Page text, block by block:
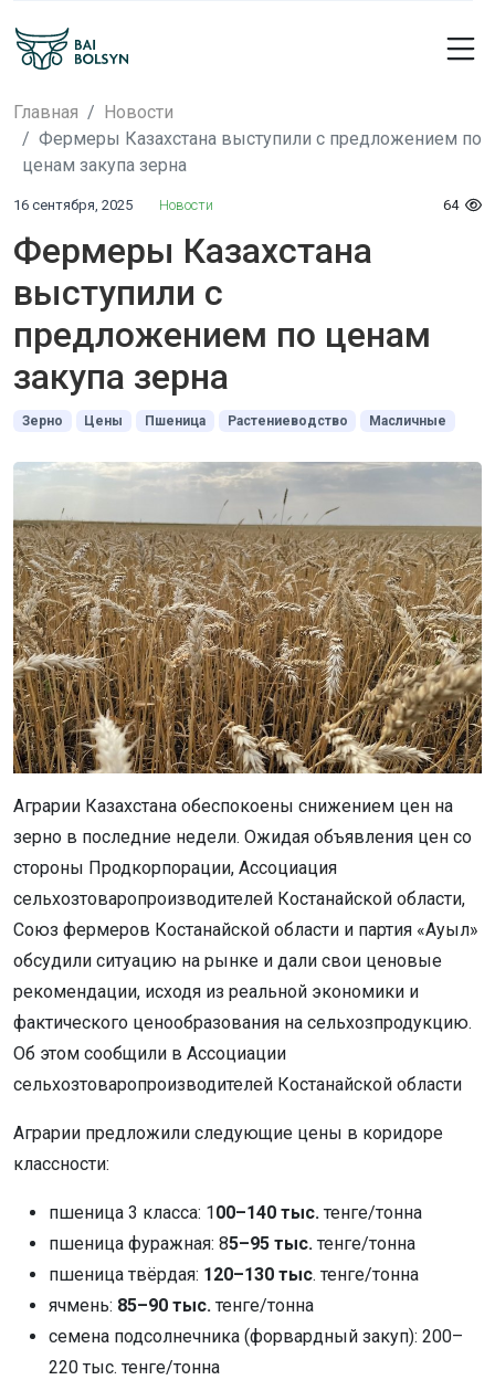
Главная
Новости
Фермеры Казахстана выступили с предложением по
ценам закупа зерна
16 сентября, 2025 Новости 64
Фермеры Казахстана
выступили с
предложением по ценам
закупа зерна
Зерно Цены Пшеница Растениеводство Масличные
Аграрии Казахстана обеспокоены снижением цен на
зерно в последние недели. Ожидая объявления цен со
стороны Продкорпорации, Ассоциация
сельхозтоваропроизводителей Костанайской области,
Союз фермеров Костанайской области и партия «Ауыл»
обсудили ситуацию на рынке и дали свои ценовые
рекомендации, исходя из реальной экономики и
фактического ценообразования на сельхозпродукцию.
Об этом сообщили в Ассоциации
сельхозтоваропроизводителей Костанайской области
Аграрии предложили следующие цены в коридоре
классности:
пшеница 3 класса: 1 00–140 тыс. тенге/тонна
пшеница фуражная: 85–95 тыс. тенге/тонна
пшеница твёрдая: 120–130 тыс. тенге/тонна
ячмень: 85–90 тыс. тенге/тонна
семена подсолнечника (форвардный закуп): 200–
220 тыс. тенге/тонна